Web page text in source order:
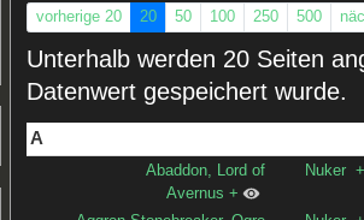
vorherige 20 20 50 100 250 500
Unterhalb werden 20 Seiten
Datenwert gespeichert wurde.
A
Abaddon, Lord of
Avernus +
Nuker